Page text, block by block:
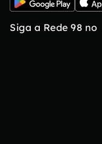
Siga a Rede 98 no